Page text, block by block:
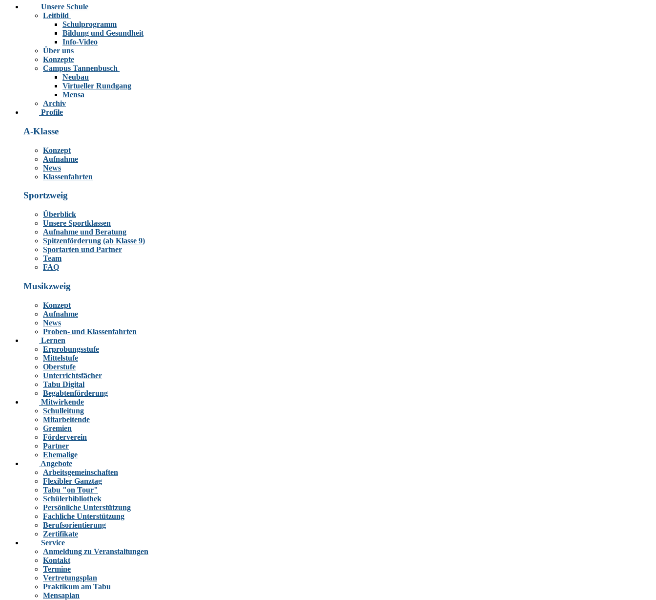
Unsere Schule
Leitbild
Schulprogramm
Bildung und Gesundheit
Info-Video
Über uns
Konzepte
Campus Tannenbusch
Neubau
Virtueller Rundgang
Mensa
Archiv
Profile
A-Klasse
Konzept
Aufnahme
News
Klassenfahrten
Sportzweig
Überblick
Unsere Sportklassen
Aufnahme und Beratung
Spitzenförderung (ab Klasse 9)
Sportarten und Partner
Team
FAQ
Musikzweig
Konzept
Aufnahme
News
Proben- und Klassenfahrten
Lernen
Erprobungsstufe
Mittelstufe
Oberstufe
Unterrichtsfächer
Tabu Digital
Begabtenförderung
Mitwirkende
Schulleitung
Mitarbeitende
Gremien
Förderverein
Partner
Ehemalige
Angebote
Arbeitsgemeinschaften
Flexibler Ganztag
Tabu "on Tour"
Schülerbibliothek
Persönliche Unterstützung
Fachliche Unterstützung
Berufsorientierung
Zertifikate
Service
Anmeldung zu Veranstaltungen
Kontakt
Termine
Vertretungsplan
Praktikum am Tabu
Mensaplan